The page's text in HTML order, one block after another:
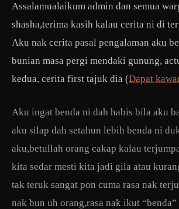
Assalamualaikum admin dan semua
shasha,terima kasih kalau cerita ni di
Aku nak cerita pasal pengalaman aku
bunian masa pergi mendaki gunung,
kedua, cerita first tajuk dia (Dapat
Aku ingat benda ni dah habis bila aku
aku silap dah setahun lebih benda ni
aku,betullah orang cakap kalau
kita sedar mesti kita jadi gila atau
tak teruk sangat pon cuma rasa nak
nak bun uh orang,rasa nak ikut